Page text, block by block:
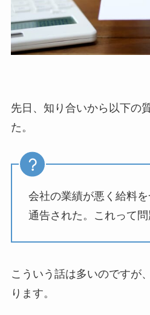
先日、知り合いから以下の
た。
会社の業績が悪く給料
通告された。これって問
こういう話は多いのですが
ります。